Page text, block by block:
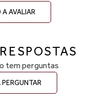
A AVALIAR
tem perguntas